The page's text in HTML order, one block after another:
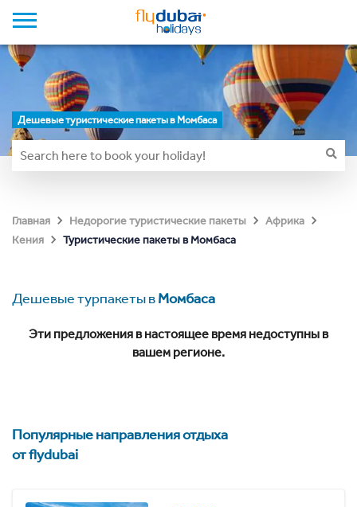
Дешевые туристические пакеты в Момбаса
Главная Недорогие туристические пакеты
Африка
Кения
Туристические пакеты в Момбаса
Дешевые турпакеты вМомбаса
Эти предложения в настоящее время недоступны в
вашем регионе.
Популярные направления отдыха
от flydubai